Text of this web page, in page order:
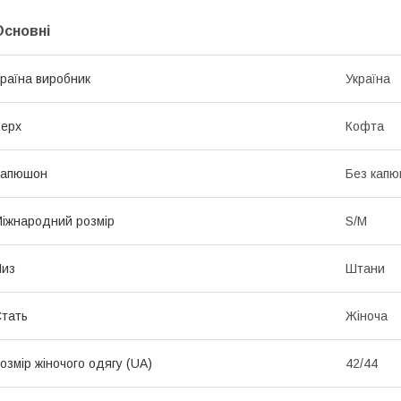
виробник Україна
Кофта
Без
розмір S/M
Штани
Жіноча
жіночого одягу (UA) 42/44